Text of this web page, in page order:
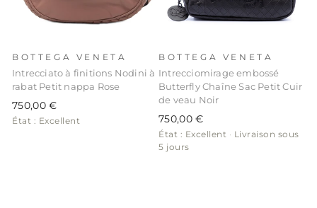
BOTTEGA VENETA
Intrecciato à finitions Nodini à
rabat Petit nappa Rose
750,00 €
État : Excellent
BOTTEGA VENETA
Intrecciomirage embossé
Butterfly Chaîne Sac Petit Cuir
de veau Noir
750,00 €
État : Excellent · Livraison sous
5 jours